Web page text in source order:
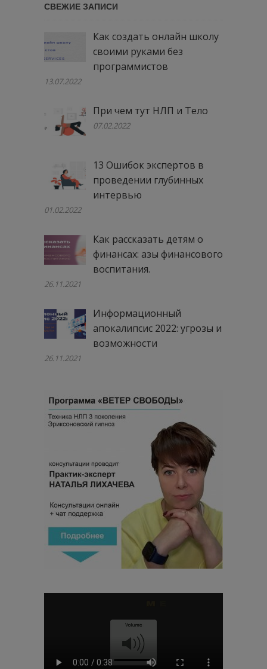
СВЕЖИЕ ЗАПИСИ
Как создать онлайн школу
своими руками без
программистов
13.07.2022
При чем тут НЛП и Тело
07.02.2022
13 Ошибок экспертов в
проведении глубинных
интервью
01.02.2022
Как рассказать детям о
финансах: азы финансового
воспитания.
26.11.2021
Информационный
апокалипсис 2022: угрозы и
возможности
26.11.2021